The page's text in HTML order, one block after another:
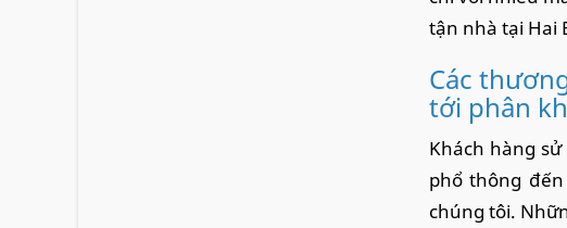
tận nhà tại Hai
Các
tới phân
Khách hàng
phổ thông
chúng tôi.